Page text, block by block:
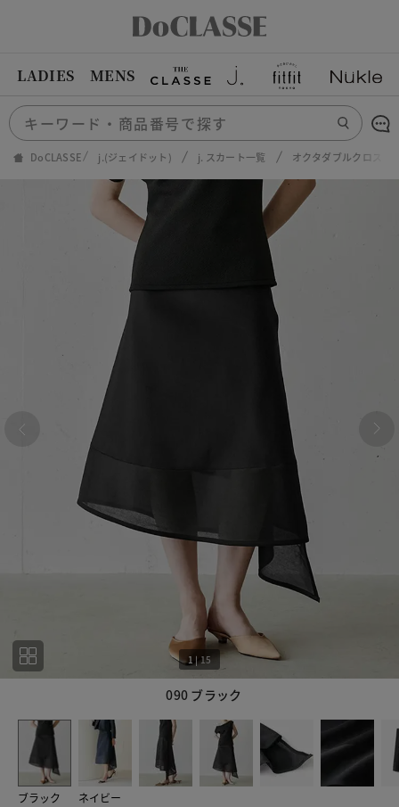
LADIES MENS
DoCLASSE j.(ジェイドット) j. スカート一覧 オクタダブルクロス・
090 ブラック
1 |15
ブラック ネイビー